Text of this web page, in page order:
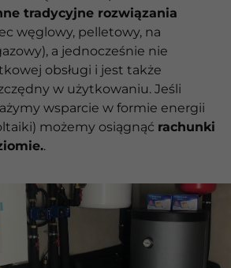
tradycyjne rozwiązania
węglowy, pelletowy, na
a jednocześnie nie
obsługi i jest także
w użytkowaniu. Jeśli
wsparcie w formie energii
możemy osiągnąć rachunki
.